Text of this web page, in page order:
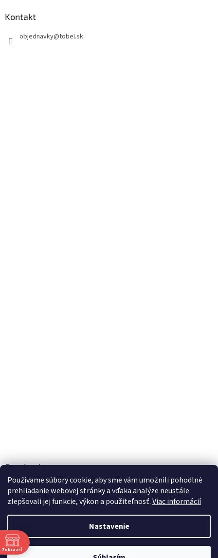
Používame súbory cookie, aby sme vám umožnili pohodlné
prehliadanie webovej stránky a vďaka analýze neustále
zlepšovali jej funkcie, výkon a použiteľnosť.Viac informácií
Nastavenie
Kontakt
objednavky@tobel.sk
Facebook
Vytvoril Shoptet
Copyright 2026TOBEL s.r.o.. Všetky práva vyhradené.Upraviť
Zobraziť